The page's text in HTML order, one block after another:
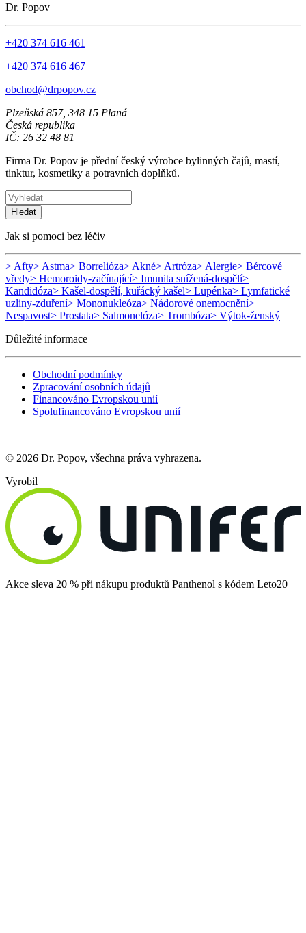
Dr. Popov
+420 374 616 461
+420 374 616 467
obchod@drpopov.cz
Plzeňská 857, 348 15 Planá
Česká republika
IČ: 26 32 48 81
Firma Dr. Popov je přední český výrobce bylinných čajů, mastí,
tinktur, kosmetiky a potravních doplňků.
Hledat
Jak si pomoci bez léčiv
> Afty> Astma> Borrelióza> Akné> Artróza> Alergie> Bércové
vředy> Hemoroidy-začínající> Imunita snížená-dospělí>
Kandidóza> Kašel-dospělí, kuřácký kašel> Lupénka> Lymfatické
uzliny-zduření> Mononukleóza> Nádorové onemocnění>
Nespavost> Prostata> Salmonelóza> Trombóza> Výtok-ženský
Důležité informace
Obchodní podmínky
Zpracování osobních údajů
Financováno Evropskou unií
Spolufinancováno Evropskou unií
© 2026 Dr. Popov, všechna práva vyhrazena.
Vyrobil
Akce sleva 20 % při nákupu produktů Panthenol s kódem Leto20